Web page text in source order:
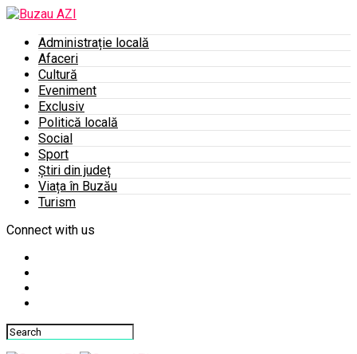
Administrație locală
Afaceri
Cultură
Eveniment
Exclusiv
Politică locală
Social
Sport
Știri din județ
Viața în Buzău
Turism
Connect with us